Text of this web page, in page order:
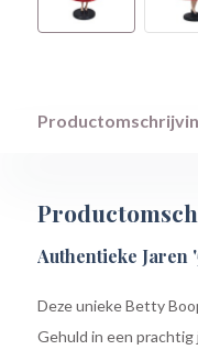
Authentieke Jaren
Deze unieke Betty
Gehuld in een